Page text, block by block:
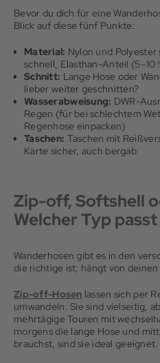
Bevor du dich für eine
Blick auf diese fünf Punkte:
Material: Nylon und
schnell, Elasthan-Anteil (5–10
Schnitt: Lange Hose oder
lieber weiter geschnitten?
Wasserabweisung: DWR-
Regen (für bei schlechtem
Regenhose einpacken)
Taschen: Taschen mit
Karte sicher, auch bergab
Zip-off, Softshell
Welcher Typ
Wanderhosen gibt es in den
die richtige ist, hängt von deinen
Zip-off-Hosen lassen sich per
umwandeln. Sie sind vielseitig,
mehrtägige Touren mit
morgens die lange Hose und
brauchst, sind sie ideal geeignet.